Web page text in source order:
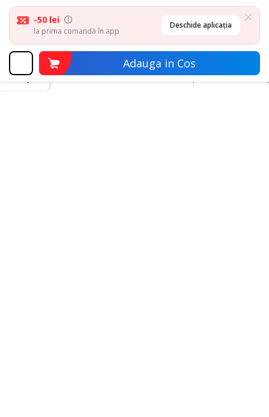
-50 lei
la prima comandă în app
Deschide aplicația
Adauga in Cos
Climatizare & sisteme de incalzire Aparate racire aer
inapoi